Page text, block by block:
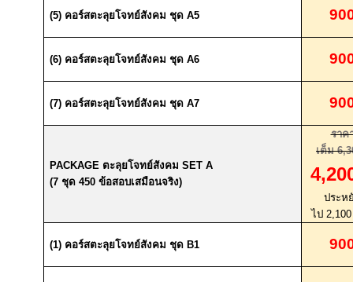
(5) คอร์สตะลุยโจทย์สังคม ชุด A5
(6) คอร์สตะลุยโจทย์สังคม ชุด A6
(7) คอร์สตะลุยโจทย์สังคม ชุด A7
PACKAGE ตะลุยโจทย์สังคมSET A
(7 ชุด450ข้อสอบเสมือนจริง)
ราค
เต็ม
ประห
ไป
(1) คอร์สตะลุยโจทย์สังคม ชุด B1